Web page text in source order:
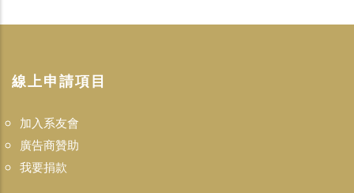
線上申請項目
加入系友會
廣告商贊助
我要捐款